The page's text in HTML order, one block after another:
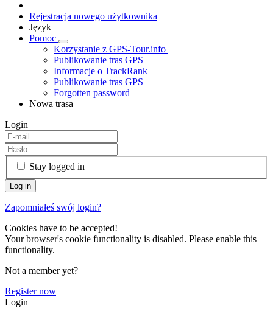
Rejestracja nowego użytkownika
Język
Pomoc
Korzystanie z GPS-Tour.info
Publikowanie tras GPS
Informacje o TrackRank
Publikowanie tras GPS
Forgotten password
Nowa trasa
Login
Stay logged in
Zapomniałeś swój login?
Cookies have to be accepted!
Your browser's cookie functionality is disabled. Please enable this
functionality.
Not a member yet?
Register now
Login